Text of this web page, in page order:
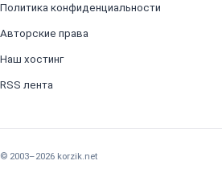
Политика конфиденциальности
Авторские права
Наш хостинг
RSS лента
© 2003–2026 korzik.net